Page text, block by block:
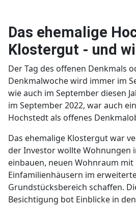
Das ehemalige
Klostergut - und
Der Tag des offenen Denkmals
Denkmalwoche wird immer im
wie auch im September diesen
im September 2022, war auch
Hochstedt als offenes
Das ehemalige Klostergut war
der Investor wollte Wohnungen
einbauen, neuen Wohnraum
Einfamilienhäusern im
Grundstücksbereich schaffen.
Besichtigung bot Einblicke in